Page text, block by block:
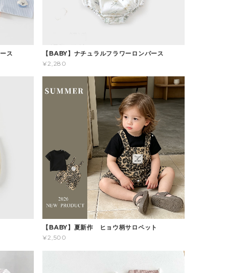
ス
【BABY】ナチュラルフラワーロンパース
¥2,280
【BABY】夏新作 ヒョウ柄サロペット
¥2,500